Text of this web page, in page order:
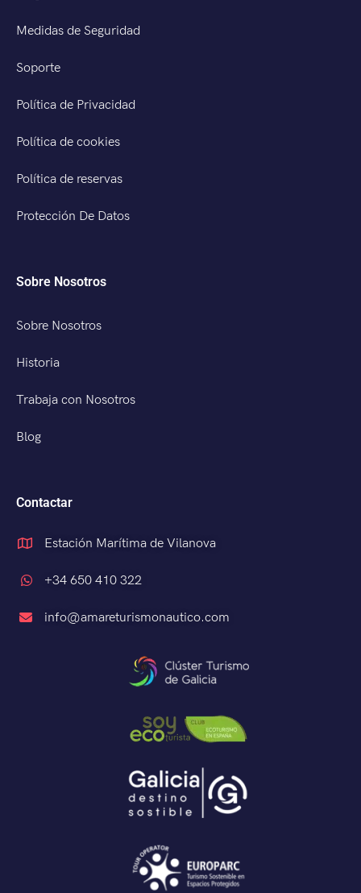
Medidas de Seguridad
Soporte
Política de Privacidad
Política de cookies
Política de reservas
Protección De Datos
Sobre Nosotros
Sobre Nosotros
Historia
Trabaja con Nosotros
Blog
Contactar
Estación Marítima de Vilanova
+34 650 410 322
info@amareturismonautico.com